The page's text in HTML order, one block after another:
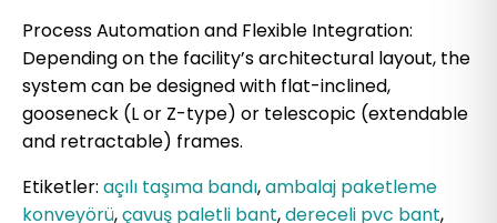
Process Automation and Flexible Integration:
Depending on the facility’s architectural layout, the
system can be designed with flat-inclined,
gooseneck (L or Z-type) or telescopic (extendable
and retractable) frames.
Etiketler: açılı taşıma bandı,ambalaj paketleme
konveyörü,çavuş paletli bant,dereceli pvc bant,